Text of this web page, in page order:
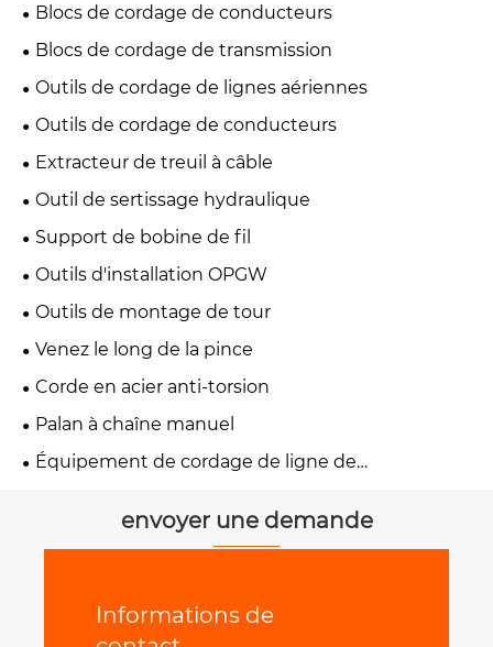
Blocs de cordage de conducteurs
Blocs de cordage de transmission
Outils de cordage de lignes aériennes
Outils de cordage de conducteurs
Extracteur de treuil à câble
Outil de sertissage hydraulique
Support de bobine de fil
Outils d'installation OPGW
Outils de montage de tour
Venez le long de la pince
Corde en acier anti-torsion
Palan à chaîne manuel
Équipement de cordage de ligne de
envoyer une demande
Informations de